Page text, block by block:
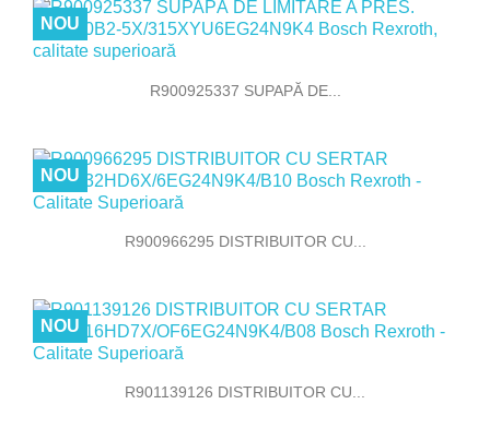
R900925337 SUPAPĂ DE...
NOU
R900966295 DISTRIBUITOR CU...
NOU
R901139126 DISTRIBUITOR CU...
NOU